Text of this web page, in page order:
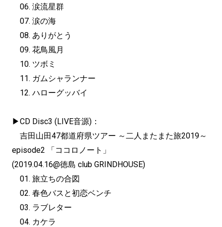
06. 涙流星群
07. 涙の海
08. ありがとう
09. 花鳥風月
10. ツボミ
11. ガムシャランナー
12. ハローグッバイ
▶︎CD Disc3 (LIVE音源)：
吉田山田47都道府県ツアー ～二人またまた旅2019～
episode2 「ココロノート」
(2019.04.16@徳島 club GRINDHOUSE)
01. 旅立ちの合図
02. 春色バスと初恋ベンチ
03. ラブレター
04. カケラ